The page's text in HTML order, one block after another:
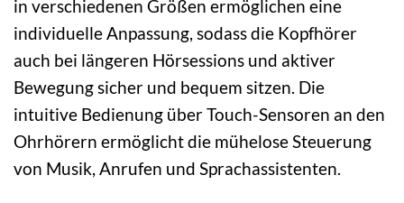
in verschiedenen Größen ermöglichen eine
individuelle Anpassung, sodass die Kopfhörer
auch bei längeren Hörsessions und aktiver
Bewegung sicher und bequem sitzen. Die
intuitive Bedienung über Touch-Sensoren an den
Ohrhörern ermöglicht die mühelose Steuerung
von Musik, Anrufen und Sprachassistenten.